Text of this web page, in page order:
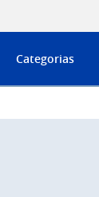
Categorias